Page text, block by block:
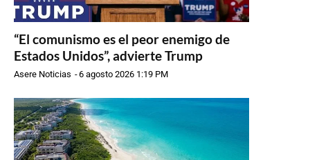
“El comunismo es el peor enemigo de
Estados Unidos”, advierte Trump
Asere Noticias -6 agosto 2026 1:19 PM